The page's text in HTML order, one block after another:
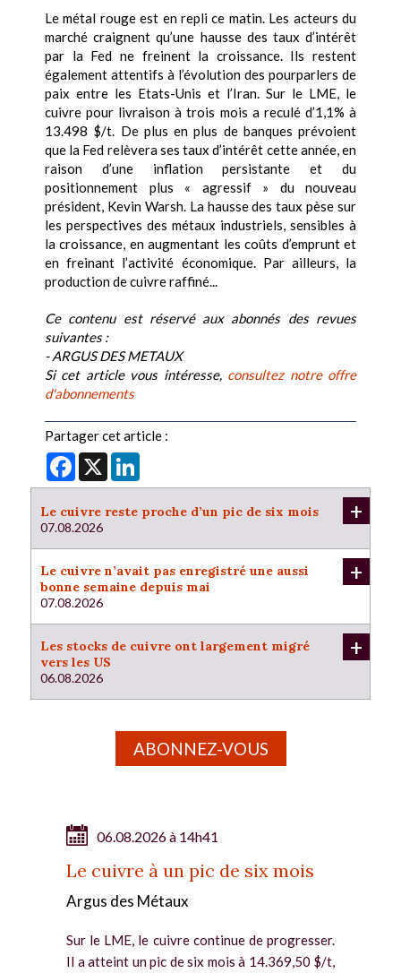
Le métal rouge est en repli ce matin. Les acteurs du
marché craignent qu’une hausse des taux d’intérêt
par la Fed ne freinent la croissance. Ils restent
également attentifs à l’évolution des pourparlers de
paix entre les Etats-Unis et l’Iran. Sur le LME, le
cuivre pour livraison à trois mois a reculé d’1,1% à
13.498 $/t. De plus en plus de banques prévoient
que la Fed relèvera ses taux d’intérêt cette année, en
raison d’une inflation persistante et du
positionnement plus « agressif » du nouveau
président, Kevin Warsh. La hausse des taux pèse sur
les perspectives des métaux industriels, sensibles à
la croissance, en augmentant les coûts d’emprunt et
en freinant l’activité économique. Par ailleurs, la
production de cuivre raffiné...
Ce contenu est réservé aux abonnés des revues
suivantes :
- ARGUS DES METAUX
Si cet article vous intéresse, consultez notre offre
d'abonnements
Partager cet article :
Facebook
X
Le cuivre reste proche d’un pic de six mois
07.08.2026
+
Le cuivre n’avait pas enregistré une aussi
bonne semaine depuis mai
07.08.2026
+
Les stocks de cuivre ont largement migré
vers les US
06.08.2026
+
ABONNEZ-VOUS
06.08.2026 à 14h41
Le cuivre à un pic de six mois
Argus des Métaux
Sur le LME, le cuivre continue de progresser.
Il a atteint un pic de six mois à 14.369,50 $/t,